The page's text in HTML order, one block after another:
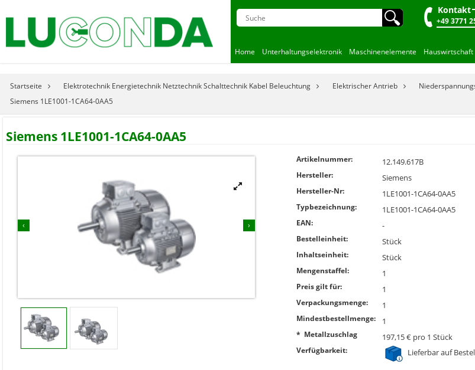
🔍︎ Kontakt
+49 3771
Home Unterhaltungselektronik Maschinenelemente Hauswirtschaft
Startseite Elektrotechnik Energietechnik Netztechnik Schalttechnik Kabel Beleuchtung Elektrischer Antrieb
Siemens 1LE1001-1CA64-0AA5
Siemens 1LE1001-1CA64-0AA5
‹ ›


Artikelnummer: 12.149.617B
Hersteller: Siemens
Hersteller-Nr: 1LE1001-1CA64-0AA5
Typbezeichnung: 1LE1001-1CA64-0AA5
EAN: -
Bestelleinheit: Stück
Inhaltseinheit: Stück
Mengenstaffel: 1
Preis gilt für: 1
Verpackungsmenge: 1
Mindestbestellmenge: 1
* Metallzuschlag 197,15 € pro 1 Stück
Verfügbarkeit: Lieferbar auf